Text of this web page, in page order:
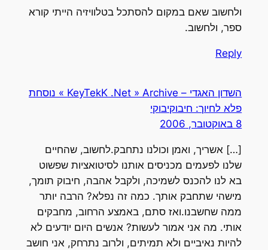
ולחשוב שאם במקום להסתכל בטלוויזיה הייתי קורא
ספר, ולחשוב.
Reply
השדון האגדי – KeyTekK .Net » Archive » נוסחת
פלא לחיוך: חיבוקיבוקי
8 באוקטובר, 2006
[…] אשריך, ואמן וכולנו נתחבק.לחשוב, שהחיים
שלנו לפעמים מכניסים אותנו לסיטואציות שפשוט
בא לנו להכנס לשמיכה, ולקבל אהבה, חיבוק תומך,
מישהי שתחבק אותך. כמה זה נפלא? הרבה יותר
ממה שחשבנו.ואז סתם, באמצע הרחוב, מחבקים
אותי. מה אני אמור לעשות? אנשים היום יודעים לא
להיות נאיביים ולא תמיתים, ולרוב נתרחק, אני חושב